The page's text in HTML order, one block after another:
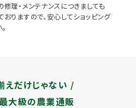
理・メンテナンスにつきましても
りますので、安心してショッピング
えだけじゃない /
大級の農業通販